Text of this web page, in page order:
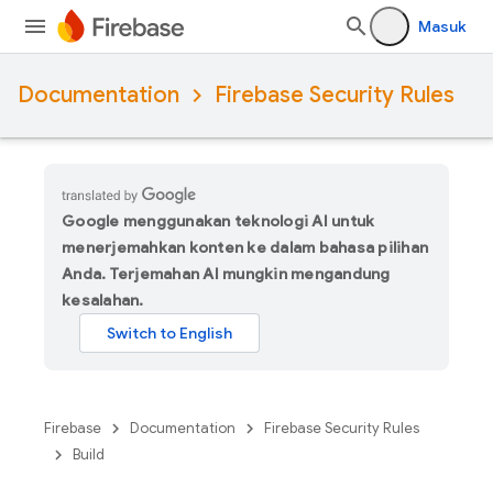
Masuk
Documentation Firebase Security Rules
Google menggunakan teknologi AI untuk
menerjemahkan konten ke dalam bahasa pilihan
Anda. Terjemahan AI mungkin mengandung
kesalahan.
Firebase Documentation
Firebase Security Rules
Build